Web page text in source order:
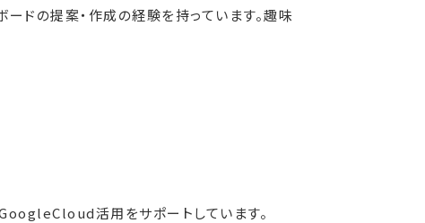
ドの提案・作成の経験を持っています。趣味
活用をサポートしています。